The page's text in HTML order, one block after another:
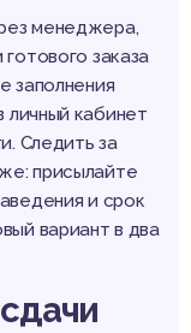
менеджера,
заказа
заполнения
личный кабинет
Следить за
присылайте
и срок
вариант в два